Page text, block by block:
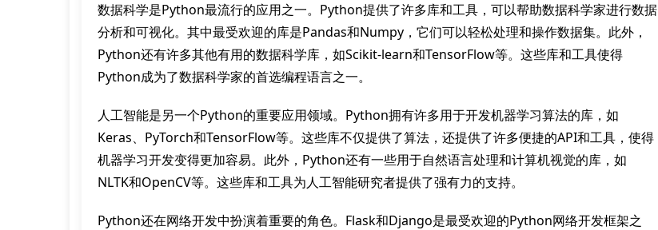
数据科学是Python最流行的应用之一。Python提供了许多库和工具，可以帮助数据科学家进行数据
分析和可视化。其中最受欢迎的库是Pandas和Numpy，它们可以轻松处理和操作数据集。此外，
Python还有许多其他有用的数据科学库，如Scikit-learn和TensorFlow等。这些库和工具使得
Python成为了数据科学家的首选编程语言之一。
人工智能是另一个Python的重要应用领域。Python拥有许多用于开发机器学习算法的库，如
Keras、PyTorch和TensorFlow等。这些库不仅提供了算法，还提供了许多便捷的API和工具，使得
机器学习开发变得更加容易。此外，Python还有一些用于自然语言处理和计算机视觉的库，如
NLTK和OpenCV等。这些库和工具为人工智能研究者提供了强有力的支持。
Python还在网络开发中扮演着重要的角色。Flask和Django是最受欢迎的Python网络开发框架之